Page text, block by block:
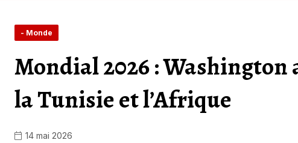
- Monde
Mondial 2026 :
la Tunisie et l’Afrique
14 mai 2026